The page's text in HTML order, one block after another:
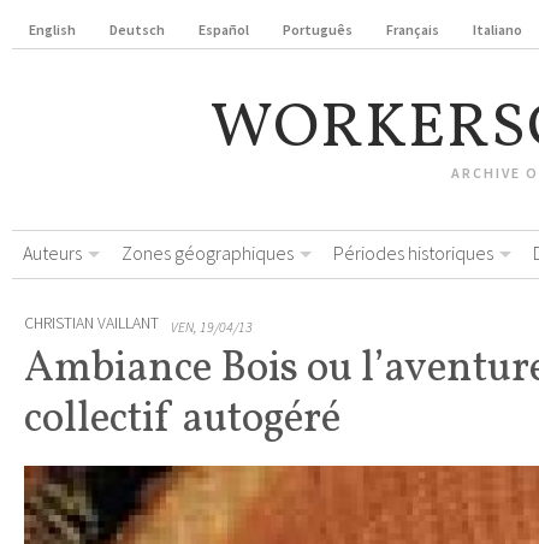
English Deutsch Español Português Français Italiano
ARCHIVE
Auteurs Zones géographiques Périodes historiques
CHRISTIAN VAILLANT VEN, 19/04/13
Ambiance Bois ou
collectif autogéré